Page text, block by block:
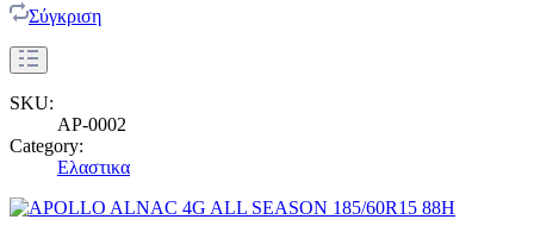
Σύγκριση
SKU:
AP-0002
Category:
Ελαστικα